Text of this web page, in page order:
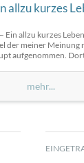
allzu kurzes
Ein allzu kurzes
der meiner Meinung
aufgenommen. Dort
mehr...